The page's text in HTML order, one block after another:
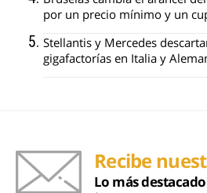
por un precio mínimo y un
Stellantis y Mercedes
gigafactorías en Italia y
Recibe
Lo más